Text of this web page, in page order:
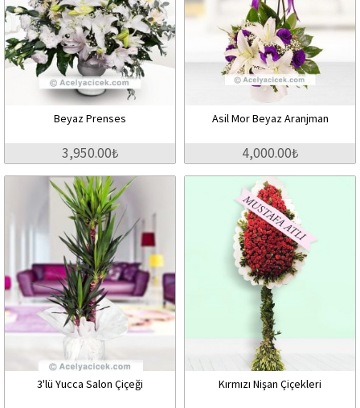
Beyaz Prenses
3,950.00₺
Asil Mor Beyaz Aranjman
4,000.00₺
3'lü Yucca Salon Çiçeği Kırmızı Nişan Çiçekleri